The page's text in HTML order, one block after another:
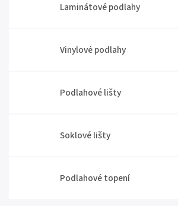
Laminátové podlahy
Vinylové podlahy
Podlahové lišty
Soklové lišty
Podlahové topení